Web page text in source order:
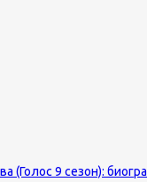
(Голос 9 сезон):